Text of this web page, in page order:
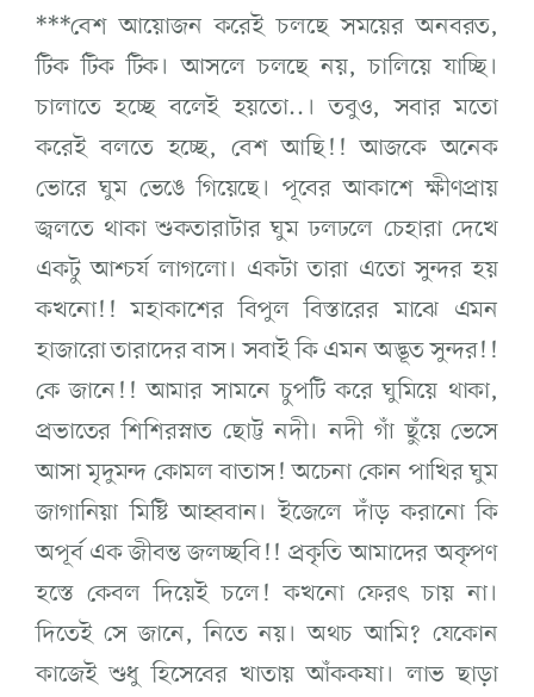
***বেশ আয়োজন করেই চলছে সময়ের অনবরত,
টিক টিক টিক। আসলে চলছে নয়, চালিয়ে যাচ্ছি।
চালাতে হচ্ছে বলেই হয়তো..। তবুও, সবার মতো
করেই বলতে হচ্ছে, বেশ আছি!! আজকে অনেক
ভোরে ঘুম ভেঙে গিয়েছে। পূবের আকাশে ক্ষীণপ্রায়
জ্বলতে থাকা শুকতারাটার ঘুম ঢলঢলে চেহারা দেখে
একটু আশ্চর্য লাগলো। একটা তারা এতো সুন্দর হয়
কখনো!! মহাকাশের বিপুল বিস্তারের মাঝে এমন
হাজারো তারাদের বাস। সবাই কি এমন অদ্ভূত সুন্দর!!
কে জানে!! আমার সামনে চুপটি করে ঘুমিয়ে থাকা,
প্রভাতের শিশিরস্নাত ছোট্ট নদী। নদী গাঁ ছুঁয়ে ভেসে
আসা মৃদুমন্দ কোমল বাতাস! অচেনা কোন পাখির ঘুম
জাগানিয়া মিষ্টি আহ্ববান। ইজেলে দাঁড় করানো কি
অপূর্ব এক জীবন্ত জলচ্ছবি!! প্রকৃতি আমাদের অকৃপণ
হস্তে কেবল দিয়েই চলে! কখনো ফেরৎ চায় না।
দিতেই সে জানে, নিতে নয়। অথচ আমি? যেকোন
কাজেই শুধু হিসেবের খাতায় আঁককষা। লাভ ছাড়া